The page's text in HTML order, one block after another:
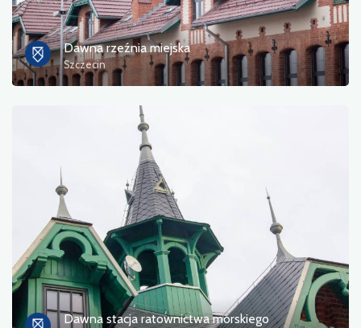
Dawna rzeźnia miejska
Szczecin
Dawna stacja ratownictwa morskiego